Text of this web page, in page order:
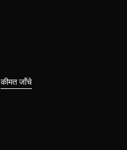
कीमत जाँचे